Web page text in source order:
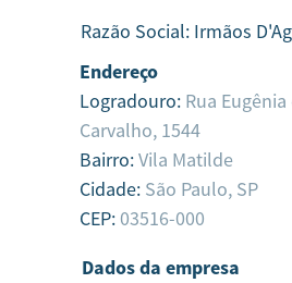
Razão Social: Irmãos
Endereço
Logradouro: Rua Eugênia
Carvalho, 1544
Bairro:Vila Matilde
Cidade: São Paulo, SP
CEP: 03516-000
Dados da empresa